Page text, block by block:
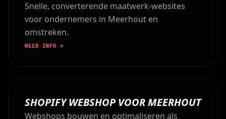
Snelle, converterende maatwerk-websites
voor ondernemers in Meerhout en
omstreken.
MEER INFO →
SHOPIFY WEBSHOP VOOR MEERHOUT
Webshops bouwen en optimaliseren als